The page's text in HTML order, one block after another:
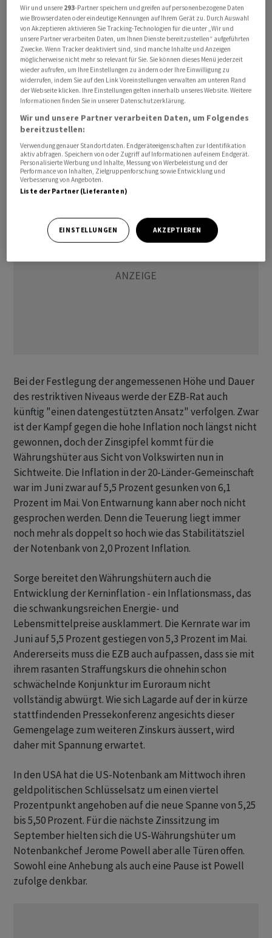
Sommer 2022 mit ihrem rasanten Straffungskurs
begonnen. Der am Finanzmarkt richtungsweisende
Einlagensatz, den Geldhäuser für das Parken
überschüssiger Gelder von der Notenbank erhalten,
steigt damit auf 3,75 Prozent von 3,50 Prozent. Zum
weiteren Vorgehen teilte die EZB zudem mit: "Die
zukünftigen Beschlüsse des EZB-Rats werden dafür
sorgen, dass die EZB-Leitzinsen so lange wie
erforderlich auf ein ausreichend restriktives Niveau
festgelegt werden, um eine zeitnahe Rückkehr der
Inflation zum mittelfristigen 2-Prozent-Ziel zu
erreichen."
Bei der Festlegung der angemessenen Höhe und Dauer
des restriktiven Niveaus werde der EZB-Rat auch
künftig "einen datengestützten Ansatz" verfolgen. Zwar
ist der Kampf gegen die hohe Inflation noch längst nicht
gewonnen, doch der Zinsgipfel kommt für die
Währungshüter aus Sicht von Volkswirten nun in
Sichtweite. Die Inflation in der 20-Länder-Gemeinschaft
war im Juni zwar auf 5,5 Prozent gesunken von 6,1
Prozent im Mai. Von Entwarnung kann aber noch nicht
gesprochen werden. Denn die Teuerung liegt immer
noch mehr als doppelt so hoch wie das Stabilitätsziel
der Notenbank von 2,0 Prozent Inflation.
Sorge bereitet den Währungshütern auch die
Entwicklung der Kerninflation - ein Inflationsmass, das
die schwankungsreichen Energie- und
Lebensmittelpreise ausklammert. Die Kernrate war im
Juni auf 5,5 Prozent gestiegen von 5,3 Prozent im Mai.
Andererseits muss die EZB auch aufpassen, dass sie mit
ihrem rasanten Straffungskurs die ohnehin schon
schwächelnde Konjunktur im Euroraum nicht
vollständig abwürgt. Wie sich Lagarde auf der in kürze
stattfindenden Pressekonferenz angesichts dieser
Gemengelage zum weiteren Zinskurs äussert, wird
daher mit Spannung erwartet.
In den USA hat die US-Notenbank am Mittwoch ihren
geldpolitischen Schlüsselsatz um einen viertel
Prozentpunkt angehoben auf die neue Spanne von 5,25
bis 5,50 Prozent. Für die nächste Zinssitzung im
September hielten sich die US-Währungshüter um
Notenbankchef Jerome Powell aber alle Türen offen.
Sowohl eine Anhebung als auch eine Pause ist Powell
zufolge denkbar.
Wir und unsere 293-Partner speichern und greifen auf personenbezogene Daten
wie Browserdaten oder eindeutige Kennungen auf Ihrem Gerät zu. Durch Auswahl
von Akzeptieren aktivieren Sie Tracking-Technologien für die unter „Wir und
unsere Partner verarbeiten Daten, um Ihnen Dienste bereitzustellen“ aufgeführten
Zwecke. Wenn Tracker deaktiviert sind, sind manche Inhalte und Anzeigen
möglicherweise nicht mehr so relevant für Sie. Sie können dieses Menü jederzeit
wieder aufrufen, um Ihre Einstellungen zu ändern oder Ihre Einwilligung zu
widerrufen, indem Sie auf den Link Voreinstellungen verwalten am unteren Rand
der Webseite klicken. Ihre Einstellungen gelten innerhalb unseres Website. Weitere
Informationen finden Sie in unserer Datenschutzerklärung.
Wir und unsere Partner verarbeiten Daten, um Folgendes
bereitzustellen:
Verwendung genauer Standortdaten. Endgeräteeigenschaften zur Identifikation
aktiv abfragen. Speichern von oder Zugriff auf Informationen auf einem Endgerät.
Personalisierte Werbung und Inhalte, Messung von Werbeleistung und der
Performance von Inhalten, Zielgruppenforschung sowie Entwicklung und
Verbesserung von Angeboten.
Liste der Partner (Lieferanten)
EINSTELLUNGEN AKZEPTIEREN